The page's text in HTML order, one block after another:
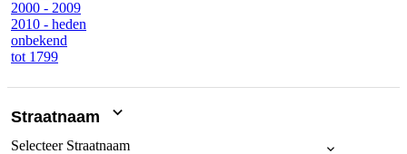
2000 - 2009
2010 - heden
onbekend
tot 1799
Straatnaam
SelecteerStraatnaam